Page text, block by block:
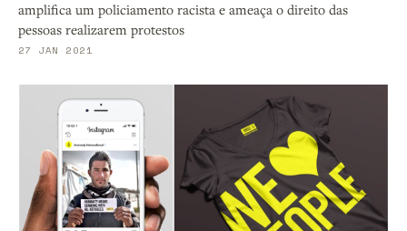
amplifica um policiamento racista e ameaça o direito das
pessoas realizarem protestos
27 JAN 2021